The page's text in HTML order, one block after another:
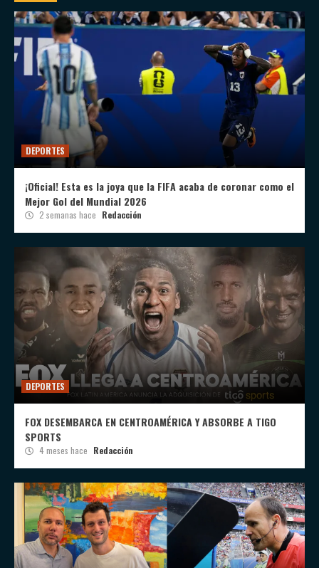
DEPORTES
¡Oficial! Esta es la joya que la FIFA acaba de coronar como el
Mejor Gol del Mundial 2026
2 semanas hace Redacción
DEPORTES
FOX DESEMBARCA EN CENTROAMÉRICA Y ABSORBE A TIGO
SPORTS
4 meses hace Redacción